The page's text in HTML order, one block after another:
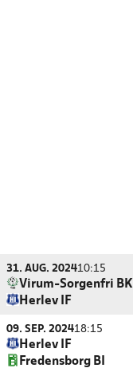
31. AUG. 202410:15
Virum-Sorgenfri BK
Herlev IF
09. SEP. 202418:15
Herlev IF
Fredensborg BI